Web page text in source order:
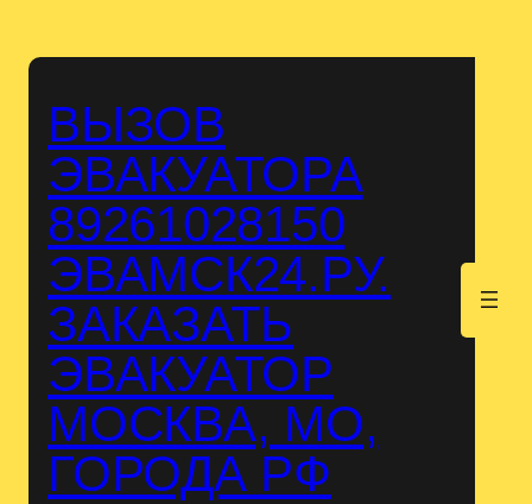
ВЫЗОВ
ЭВАКУАТОРА
89261028150
ЭВАМСК24.РУ.
ЗАКАЗАТЬ
ЭВАКУАТОР
МОСКВА, МО,
ГОРОДА РФ